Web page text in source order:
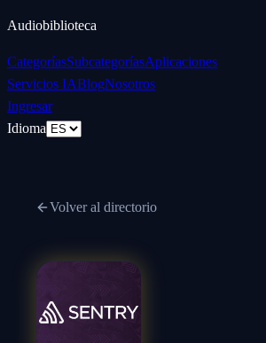
Audiobiblioteca
CategoríasSubcategoríasAplicaciones
Servicios IABlogNosotros
Ingresar
Idioma
Volver al directorio